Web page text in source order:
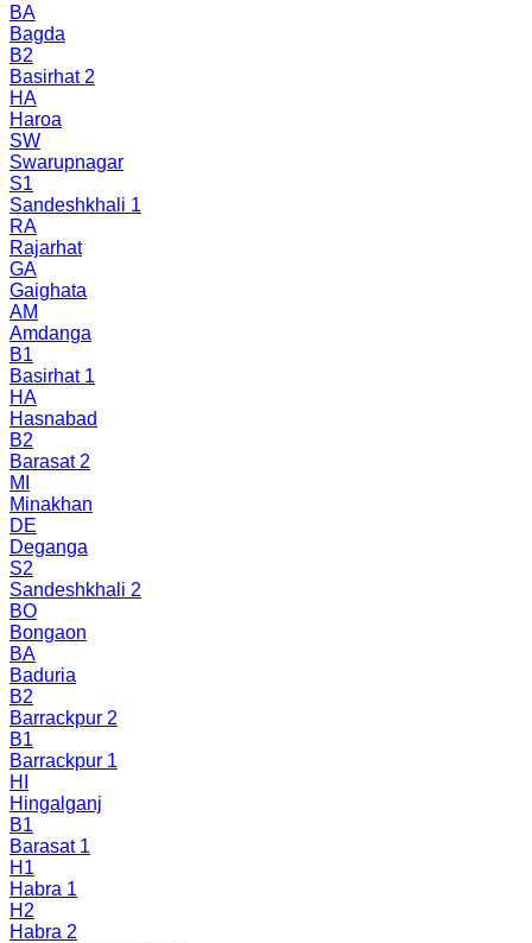
BA
Bagda
B2
Basirhat 2
HA
Haroa
SW
Swarupnagar
S1
Sandeshkhali 1
RA
Rajarhat
GA
Gaighata
AM
Amdanga
B1
Basirhat 1
HA
Hasnabad
B2
Barasat 2
MI
Minakhan
DE
Deganga
S2
Sandeshkhali 2
BO
Bongaon
BA
Baduria
B2
Barrackpur 2
B1
Barrackpur 1
HI
Hingalganj
B1
Barasat 1
H1
Habra 1
H2
Habra 2